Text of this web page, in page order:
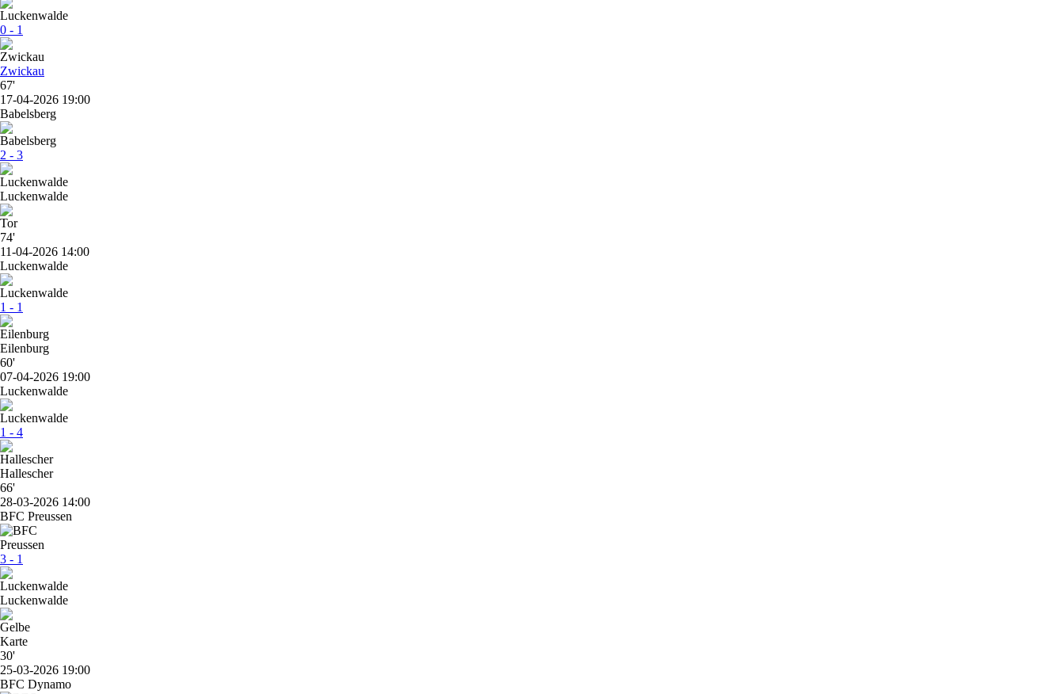
0 - 1
Zwickau
67'
17-04-2026 19:00
Babelsberg
2 - 3
Luckenwalde
74'
11-04-2026 14:00
Luckenwalde
1 - 1
Eilenburg
60'
07-04-2026 19:00
Luckenwalde
1 - 4
Hallescher
66'
28-03-2026 14:00
BFC Preussen
3 - 1
Luckenwalde
30'
25-03-2026 19:00
BFC Dynamo